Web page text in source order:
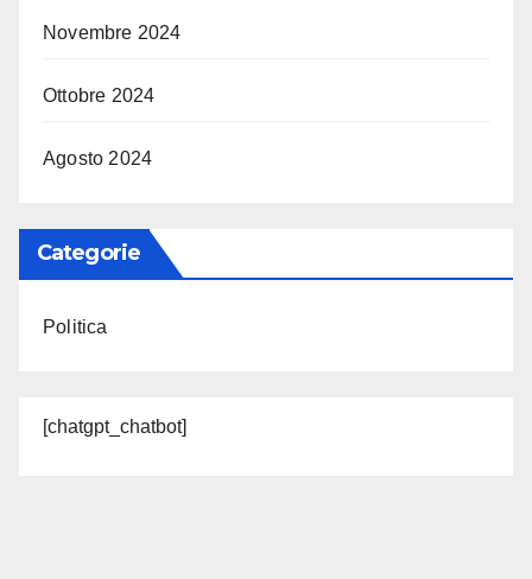
Novembre 2024
Ottobre 2024
Agosto 2024
Categorie
Politica
[chatgpt_chatbot]